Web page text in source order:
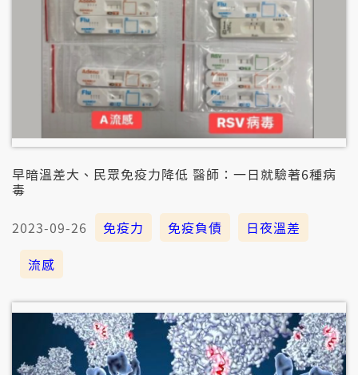
早暗溫差大、民眾免疫力降低 醫師：一日就驗著6種病
毒
2023-09-26 免疫力 免疫負債
日夜溫差
流感